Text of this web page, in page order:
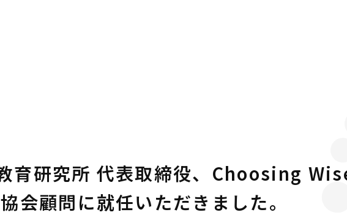
育研究所 代表取締役、Choosing
会顧問に就任いただきました。